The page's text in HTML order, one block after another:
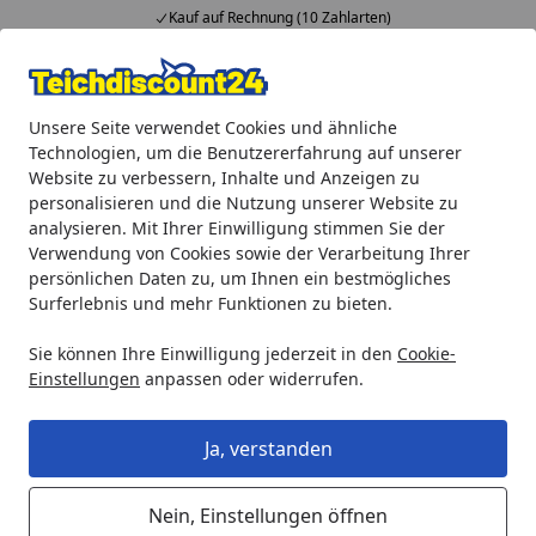
Unsere Seite verwendet Cookies und ähnliche
Technologien, um die Benutzererfahrung auf unserer
Website zu verbessern, Inhalte und Anzeigen zu
personalisieren und die Nutzung unserer Website zu
analysieren. Mit Ihrer Einwilligung stimmen Sie der
Verwendung von Cookies sowie der Verarbeitung Ihrer
persönlichen Daten zu, um Ihnen ein bestmögliches
Surferlebnis und mehr Funktionen zu bieten.
Sie können Ihre Einwilligung jederzeit in den Cookie-
Einstellungen anpassen oder widerrufen.
Ja, verstanden
Nein, Einstellungen öffnen
Kauf auf Rechnung (10 Zahlarten)
Alle Produkte
Mein Konto
Suchen
Startseite
biOrb Korallenfächer & Muschel Set
biOrb Korallenfächer & Muschel Set